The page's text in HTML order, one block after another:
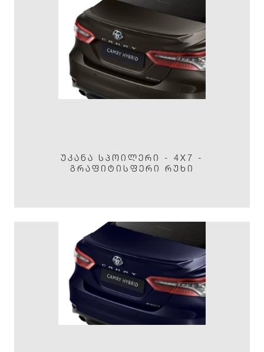
ᲣᲙᲐᲜᲐ ᲡᲞᲝᲘᲚᲔᲠᲘ - 4X7 -
ᲒᲠᲐᲤᲘᲢᲘᲡᲤᲔᲠᲘ ᲠᲣᲮᲘ